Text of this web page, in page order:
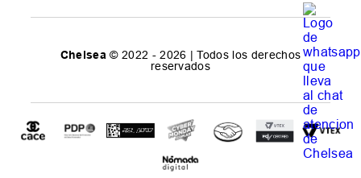
Chelsea © 2022 - 2026 | Todos los derechos
reservados